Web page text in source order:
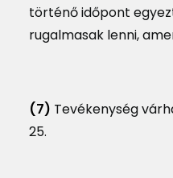
történő időpont
rugalmasak lenni,
(7) Tevékenység
25.